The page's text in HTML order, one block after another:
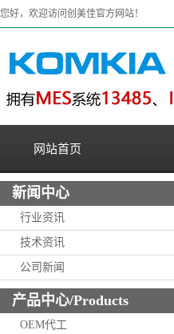
您好，欢迎访问创美佳官方网站！
网站首页
新闻中心
行业资讯
技术资讯
公司新闻
产品中心/Products
OEM代工